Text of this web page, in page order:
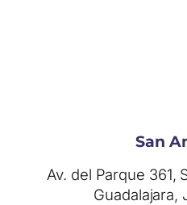
San
Av. del Parque 361,
Guadalajara,